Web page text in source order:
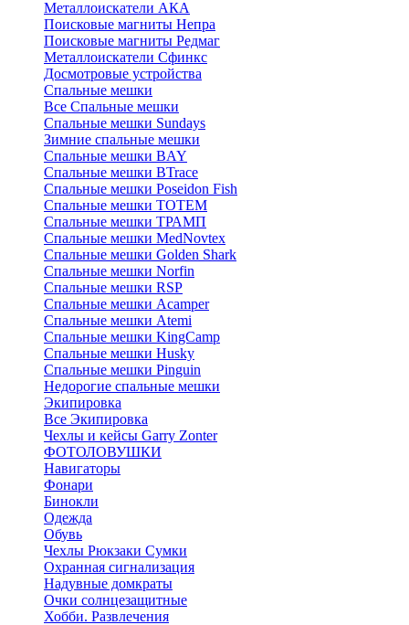
Металлоискатели АКА
Поисковые магниты Непра
Поисковые магниты Редмаг
Металлоискатели Сфинкс
Досмотровые устройства
Спальные мешки
Все Спальные мешки
Спальные мешки Sundays
Зимние спальные мешки
Спальные мешки BAY
Спальные мешки BTrace
Спальные мешки Poseidon Fish
Спальные мешки ТОТЕМ
Спальные мешки ТРАМП
Cпальные мешки MedNovtex
Спальные мешки Golden Shark
Спальные мешки Norfin
Спальные мешки RSP
Спальные мешки Acamper
Спальные мешки Atemi
Спальные мешки KingCamp
Спальные мешки Husky
Спальные мешки Pinguin
Недорогие спальные мешки
Экипировка
Все Экипировка
Чехлы и кейсы Garry Zonter
ФОТОЛОВУШКИ
Навигаторы
Фонари
Бинокли
Одежда
Обувь
Чехлы Рюкзаки Сумки
Охранная сигнализация
Надувные домкраты
Очки солнцезащитные
Хобби. Развлечения